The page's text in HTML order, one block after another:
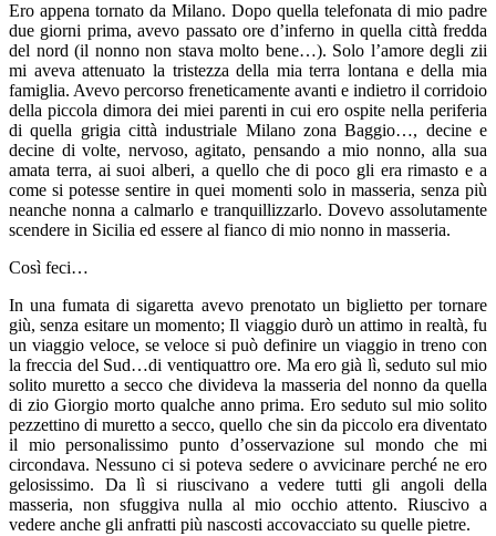
Ero appena tornato da Milano. Dopo quella telefonata di mio padre
due giorni prima, avevo passato ore d’inferno in quella città fredda
del nord (il nonno non stava molto bene…). Solo l’amore degli zii
mi aveva attenuato la tristezza della mia terra lontana e della mia
famiglia. Avevo percorso freneticamente avanti e indietro il corridoio
della piccola dimora dei miei parenti in cui ero ospite nella periferia
di quella grigia città industriale Milano zona Baggio…, decine e
decine di volte, nervoso, agitato, pensando a mio nonno, alla sua
amata terra, ai suoi alberi, a quello che di poco gli era rimasto e a
come si potesse sentire in quei momenti solo in masseria, senza più
neanche nonna a calmarlo e tranquillizzarlo. Dovevo assolutamente
scendere in Sicilia ed essere al fianco di mio nonno in masseria.
Così feci…
In una fumata di sigaretta avevo prenotato un biglietto per tornare
giù, senza esitare un momento; Il viaggio durò un attimo in realtà, fu
un viaggio veloce, se veloce si può definire un viaggio in treno con
la freccia del Sud…di ventiquattro ore. Ma ero già lì, seduto sul mio
solito muretto a secco che divideva la masseria del nonno da quella
di zio Giorgio morto qualche anno prima. Ero seduto sul mio solito
pezzettino di muretto a secco, quello che sin da piccolo era diventato
il mio personalissimo punto d’osservazione sul mondo che mi
circondava. Nessuno ci si poteva sedere o avvicinare perché ne ero
gelosissimo. Da lì si riuscivano a vedere tutti gli angoli della
masseria, non sfuggiva nulla al mio occhio attento. Riuscivo a
vedere anche gli anfratti più nascosti accovacciato su quelle pietre.